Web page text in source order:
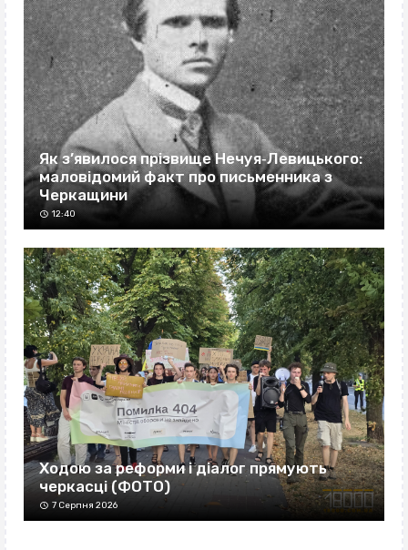
Як з’явилося прізвище Нечуя‐Левицького:
маловідомий факт про письменника з
Черкащини
12:40
Ходою за реформи і діалог прямують
черкасці (ФОТО)
7 Серпня 2026